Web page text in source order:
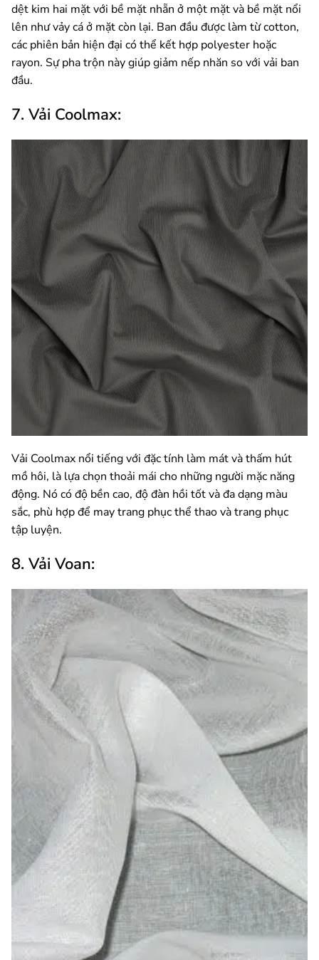
dệt kim hai mặt với bề mặt nhẵn ở một mặt và bề mặt nổi
lên như vảy cá ở mặt còn lại. Ban đầu được làm từ cotton,
các phiên bản hiện đại có thể kết hợp polyester hoặc
rayon. Sự pha trộn này giúp giảm nếp nhăn so với vải ban
đầu.
7. Vải Coolmax:
Vải Coolmax nổi tiếng với đặc tính làm mát và thấm hút
mồ hôi, là lựa chọn thoải mái cho những người mặc năng
động. Nó có độ bền cao, độ đàn hồi tốt và đa dạng màu
sắc, phù hợp để may trang phục thể thao và trang phục
tập luyện.
8. Vải Voan: